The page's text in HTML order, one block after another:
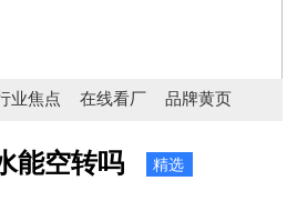
业焦点 在线看厂 品牌黄页
能空转吗 精选